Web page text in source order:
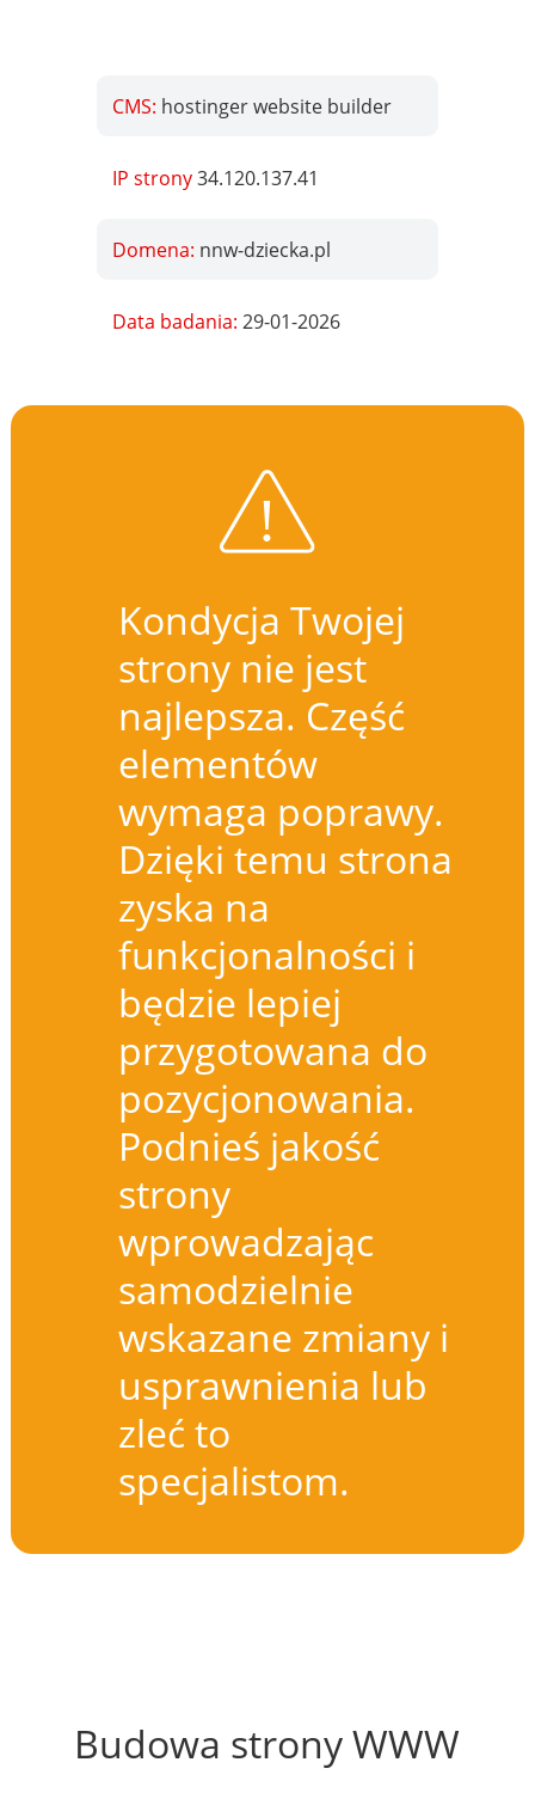
CMS: hostinger website builder
IP strony34.120.137.41
Domena: nnw-dziecka.pl
Data badania:29-01-2026
Kondycja Twojej
strony nie jest
najlepsza. Część
elementów
wymaga poprawy.
Dzięki temu strona
zyska na
funkcjonalności i
będzie lepiej
przygotowana do
pozycjonowania.
Podnieś jakość
strony
wprowadzając
samodzielnie
wskazane zmiany i
usprawnienia lub
zleć to
specjalistom.
Budowa strony WWW